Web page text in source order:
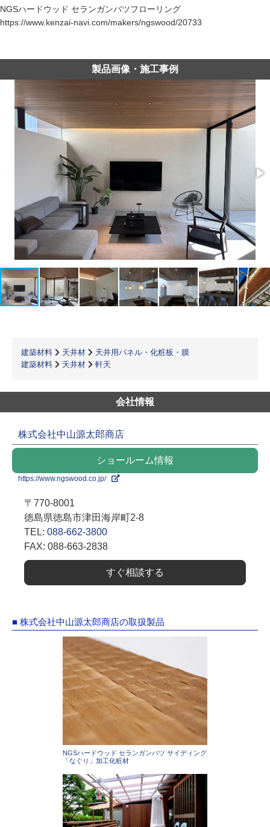
NGSハードウッド セランガンバツフローリング
https://www.kenzai-navi.com/makers/ngswood/20733
製品画像・施工事例
建築材料 天井材
天井用パネル・化粧板・膜
建築材料
天井材 軒天
会社情報
株式会社中山源太郎商店
ショールーム情報
https://www.ngswood.co.jp/
〒770-8001
徳島県徳島市津田海岸町2-8
TEL: 088-662-3800
FAX: 088-663-2838
すぐ相談する
■ 株式会社中山源太郎商店の取扱製品
NGSハードウッド セランガンバツ サイディング
「なぐり」加工化粧材